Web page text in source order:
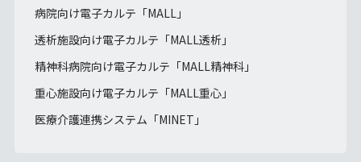
病院向け電子カルテ「MALL」
透析施設向け電子カルテ「MALL透析」
精神科病院向け電子カルテ「MALL精神科」
重心施設向け電子カルテ「MALL重心」
医療介護連携システム「MINET」